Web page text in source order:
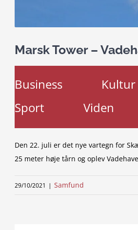
Marsk Tower –
Business Kultur
Sport
Viden
Den 22. juli er det nye vartegn for
25 meter høje tårn og oplev
29/10/2021 | Samfund